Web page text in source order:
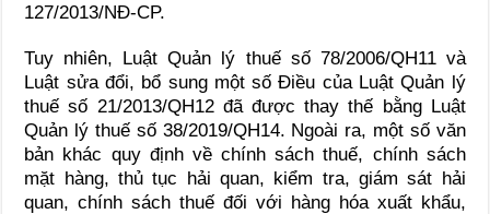
127/2013/NĐ-CP.
Tuy nhiên, Luật Quản lý thuế số 78/2006/QH11 và
Luật sửa đổi, bổ sung một số Điều của Luật Quản lý
thuế số 21/2013/QH12 đã được thay thế bằng Luật
Quản lý thuế số 38/2019/QH14. Ngoài ra, một số văn
bản khác quy định về chính sách thuế, chính sách
mặt hàng, thủ tục hải quan, kiểm tra, giám sát hải
quan, chính sách thuế đối với hàng hóa xuất khẩu,